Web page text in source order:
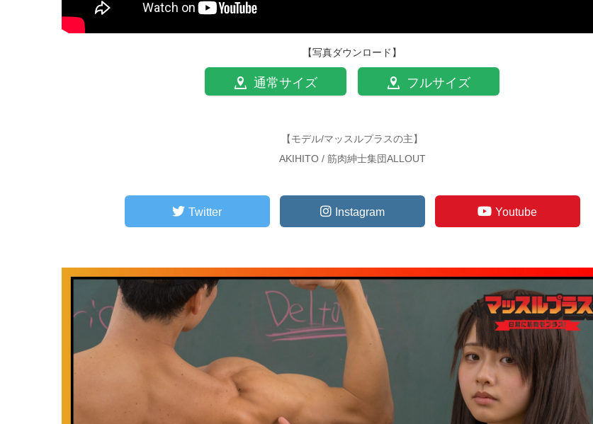
【写真ダウンロード】
通常サイズ フルサイズ
【モデル/マッスルプラスの主】
AKIHITO / 筋肉紳士集団ALLOUT
Twitter Instagram Youtube